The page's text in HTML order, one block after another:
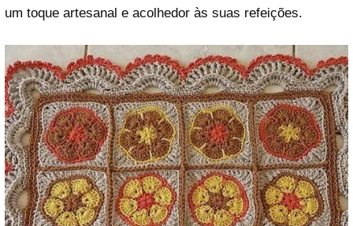
um toque artesanal e acolhedor às suas refeições.